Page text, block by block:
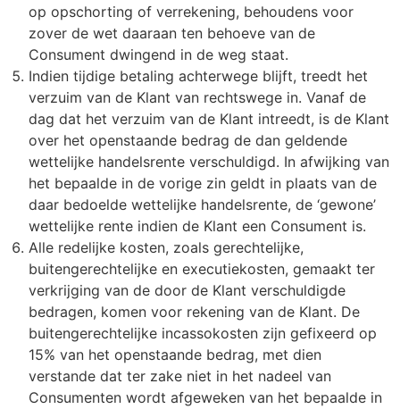
op opschorting of verrekening, behoudens voor
zover de wet daaraan ten behoeve van de
Consument dwingend in de weg staat.
Indien tijdige betaling achterwege blijft, treedt het
verzuim van de Klant van rechtswege in. Vanaf de
dag dat het verzuim van de Klant intreedt, is de Klant
over het openstaande bedrag de dan geldende
wettelijke handelsrente verschuldigd. In afwijking van
het bepaalde in de vorige zin geldt in plaats van de
daar bedoelde wettelijke handelsrente, de ‘gewone’
wettelijke rente indien de Klant een Consument is.
Alle redelijke kosten, zoals gerechtelijke,
buitengerechtelijke en executiekosten, gemaakt ter
verkrijging van de door de Klant verschuldigde
bedragen, komen voor rekening van de Klant. De
buitengerechtelijke incassokosten zijn gefixeerd op
15% van het openstaande bedrag, met dien
verstande dat ter zake niet in het nadeel van
Consumenten wordt afgeweken van het bepaalde in